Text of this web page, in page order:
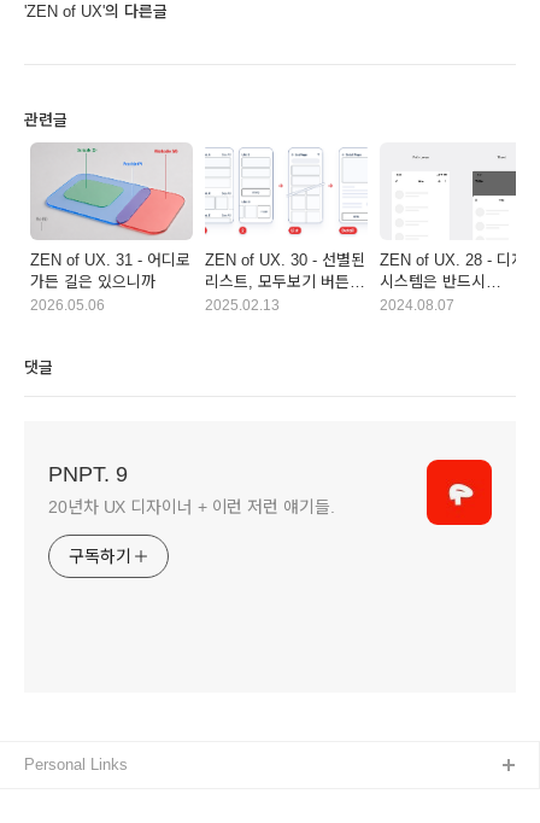
'ZEN of UX'의 다른글
관련글
ZEN of UX. 31 - 어디로
가든 길은 있으니까
2026.05.06
ZEN of UX. 30 - 선별된
리스트, 모두보기 버튼은
꼭 필요한가.
2025.02.13
ZEN of UX. 28 - 디자인
시스템은 반드시
필요한가.
2024.08.07
댓글
PNPT. 9
20년차 UX 디자이너 + 이런 저런 얘기들.
구독하기
Personal Links